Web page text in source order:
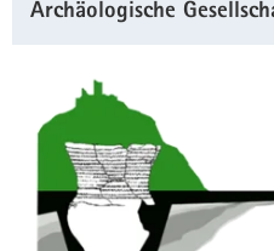
Archäologische